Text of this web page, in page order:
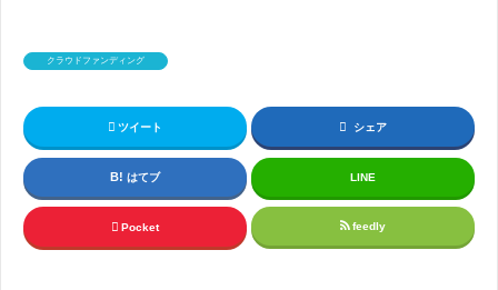
クラウドファンディング
ツイート シェア
はてブ LINE
Pocket feedly